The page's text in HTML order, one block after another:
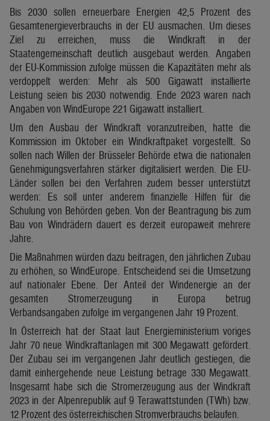
Bis 2030 sollen erneuerbare Energien 42,5 Prozent des
Gesamtenergieverbrauchs in der EU ausmachen. Um dieses
Ziel zu erreichen, muss die Windkraft in der
Staatengemeinschaft deutlich ausgebaut werden. Angaben
der EU-Kommission zufolge müssen die Kapazitäten mehr als
verdoppelt werden: Mehr als 500 Gigawatt installierte
Leistung seien bis 2030 notwendig. Ende 2023 waren nach
Angaben von WindEurope 221 Gigawatt installiert.
Um den Ausbau der Windkraft voranzutreiben, hatte die
Kommission im Oktober ein Windkraftpaket vorgestellt. So
sollen nach Willen der Brüsseler Behörde etwa die nationalen
Genehmigungsverfahren stärker digitalisiert werden. Die EU-
Länder sollen bei den Verfahren zudem besser unterstützt
werden: Es soll unter anderem finanzielle Hilfen für die
Schulung von Behörden geben. Von der Beantragung bis zum
Bau von Windrädern dauert es derzeit europaweit mehrere
Jahre.
Die Maßnahmen würden dazu beitragen, den jährlichen Zubau
zu erhöhen, so WindEurope. Entscheidend sei die Umsetzung
auf nationaler Ebene. Der Anteil der Windenergie an der
gesamten Stromerzeugung in Europa betrug
Verbandsangaben zufolge im vergangenen Jahr 19 Prozent.
In Österreich hat der Staat laut Energieministerium voriges
Jahr 70 neue Windkraftanlagen mit 300 Megawatt gefördert.
Der Zubau sei im vergangenen Jahr deutlich gestiegen, die
damit einhergehende neue Leistung betrage 330 Megawatt.
Insgesamt habe sich die Stromerzeugung aus der Windkraft
2023 in der Alpenrepublik auf 9 Terawattstunden (TWh) bzw.
12 Prozent des österreichischen Stromverbrauchs belaufen.